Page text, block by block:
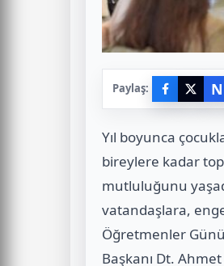
Paylaş: N
Yıl boyunca
bireylere kadar
mutluluğunu
vatandaşlara,
Öğretmenler
Başkanı Dt.